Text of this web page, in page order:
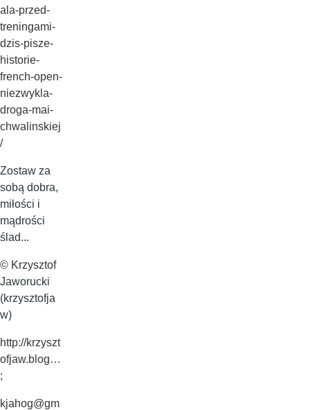
ala-przed-
treningami-
dzis-pisze-
historie-
french-open-
niezwykla-
droga-mai-
chwalinskiej
/
Zostaw za
sobą dobra,
miłości i
mądrości
ślad...
© Krzysztof
Jaworucki
(krzysztofja
w)
http://krzyszt
ofjaw.blog…
;
kjahog@gm